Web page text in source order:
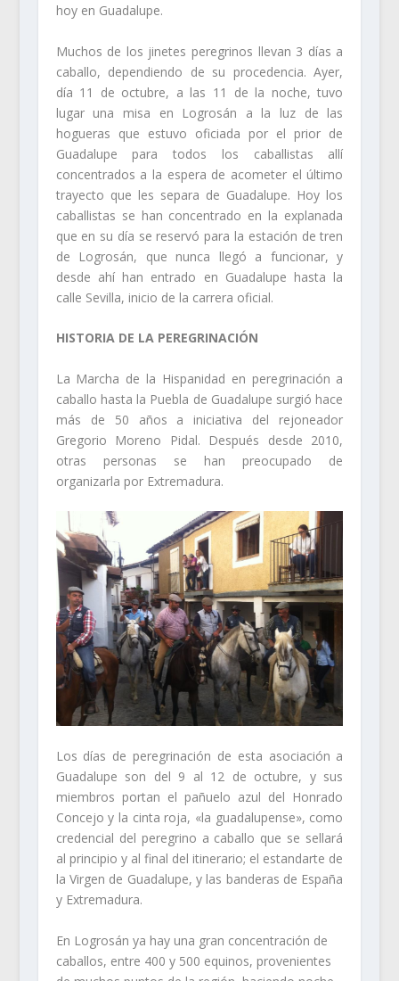
hoy en Guadalupe.
Muchos de los jinetes peregrinos llevan 3 días a
caballo, dependiendo de su procedencia. Ayer,
día 11 de octubre, a las 11 de la noche, tuvo
lugar una misa en Logrosán a la luz de las
hogueras que estuvo oficiada por el prior de
Guadalupe para todos los caballistas allí
concentrados a la espera de acometer el último
trayecto que les separa de Guadalupe. Hoy los
caballistas se han concentrado en la explanada
que en su día se reservó para la estación de tren
de Logrosán, que nunca llegó a funcionar, y
desde ahí han entrado en Guadalupe hasta la
calle Sevilla, inicio de la carrera oficial.
HISTORIA DE LA PEREGRINACIÓN
La Marcha de la Hispanidad en peregrinación a
caballo hasta la Puebla de Guadalupe surgió hace
más de 50 años a iniciativa del rejoneador
Gregorio Moreno Pidal. Después desde 2010,
otras personas se han preocupado de
organizarla por Extremadura.
Los días de peregrinación de esta asociación a
Guadalupe son del 9 al 12 de octubre, y sus
miembros portan el pañuelo azul del Honrado
Concejo y la cinta roja, «la guadalupense», como
credencial del peregrino a caballo que se sellará
al principio y al final del itinerario; el estandarte de
la Virgen de Guadalupe, y las banderas de España
y Extremadura.
En Logrosán ya hay una gran concentración de
caballos, entre 400 y 500 equinos, provenientes